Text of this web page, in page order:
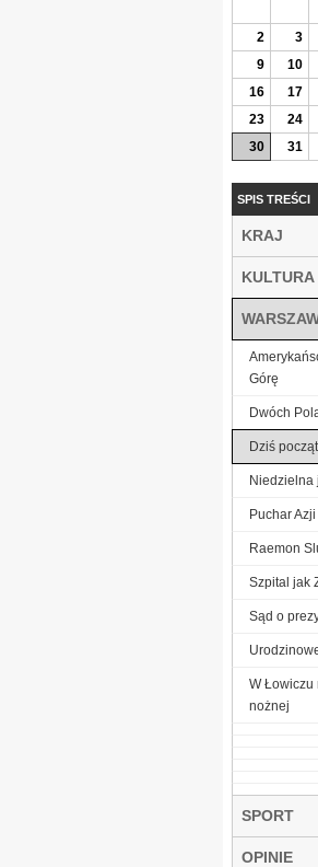
2
3
9
10
16
17
23
24
30
31
SPIS TREŚCI
KRAJ
KULTURA
Górę
Dwóch
Dziś
Niedzielna
Puchar
Raemon
Szpital jak
Sąd o
W Łowiczu
nożnej
SPORT
OPINIE